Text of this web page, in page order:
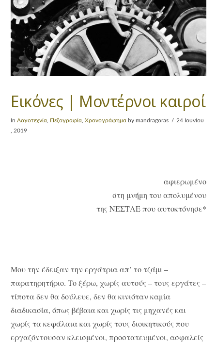
Εικόνες | Μοντέρνοι καιροί
InΛογοτεχνία Πεζογραφία ,Χρονογράφημα by mandragoras
24 Ιουνίου
, 2019
αφιερωμένο
στη μνήμη του απολυμένου
της ΝΕΣΤΛΕ που αυτοκτόνησε*
Μου την έδειξαν την εργάτρια απ’ το τζάμι –
παρατηρητήριο. Το ξέρω, χωρίς αυτούς – τους εργάτες –
τίποτα δεν θα δούλευε, δεν θα κινιόταν καμία
διαδικασία, όπως βέβαια και χωρίς τις μηχανές και
χωρίς τα κεφάλαια και χωρίς τους διοικητικούς που
εργαζόντουσαν κλεισμένοι, προστατευμένοι, ασφαλείς